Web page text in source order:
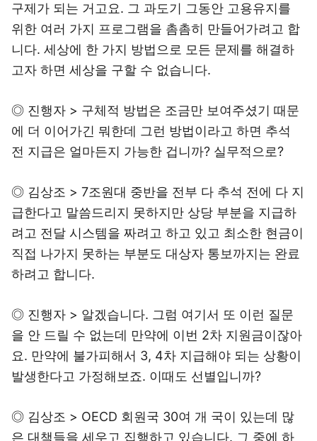
구제가 되는 거고요. 그 과도기 그동안 고용유지를
위한 여러 가지 프로그램을 촘촘히 만들어가려고 합
니다. 세상에 한 가지 방법으로 모든 문제를 해결하
고자 하면 세상을 구할 수 없습니다.
◎ 진행자 > 구체적 방법은 조금만 보여주셨기 때문
에 더 이어가긴 뭐한데 그런 방법이라고 하면 추석
전 지급은 얼마든지 가능한 겁니까? 실무적으로?
◎ 김상조 > 7조원대 중반을 전부 다 추석 전에 다 지
급한다고 말씀드리지 못하지만 상당 부분을 지급하
려고 전달 시스템을 짜려고 하고 있고 최소한 현금이
직접 나가지 못하는 부분도 대상자 통보까지는 완료
하려고 합니다.
◎ 진행자 > 알겠습니다. 그럼 여기서 또 이런 질문
을 안 드릴 수 없는데 만약에 이번 2차 지원금이잖아
요. 만약에 불가피해서 3, 4차 지급해야 되는 상황이
발생한다고 가정해보죠. 이때도 선별입니까?
◎ 김상조 > OECD 회원국 30여 개 국이 있는데 많
은 대책들을 세우고 집행하고 있습니다. 그 중에 하